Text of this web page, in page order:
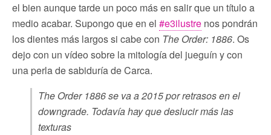
el bien aunque tarde un poco más en salir que un título a
medio acabar. Supongo que en el #e3ilustre nos pondrán
los dientes más largos si cabe con The Order: 1886. Os
dejo con un vídeo sobre la mitología del jueguín y con
una perla de sabiduría de Carca.
The Order 1886 se va a 2015 por retrasos en el
downgrade. Todavía hay que deslucir más las
texturas